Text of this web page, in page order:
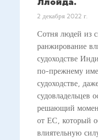
Ллойда.
2 декабря 2022 г.
Сотня людей из
ранжирование
судоходстве
по-прежнему
судоходстве,
судовладельцев
решающий
от ЕС, который
влиятельную